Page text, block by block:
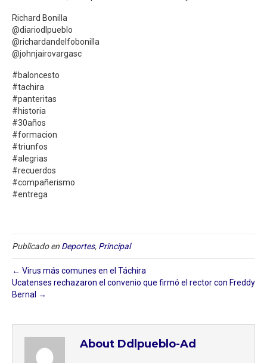
Richard Bonilla
@diariodlpueblo
@richardandelfobonilla
@johnjairovargasc
#baloncesto
#tachira
#panteritas
#historia
#30años
#formacion
#triunfos
#alegrias
#recuerdos
#compañerismo
#entrega
Publicado en Deportes, Principal
← Virus más comunes en el Táchira⁣
Ucatenses rechazaron el convenio que firmó el rector con Freddy
Bernal →
About Ddlpueblo-Ad